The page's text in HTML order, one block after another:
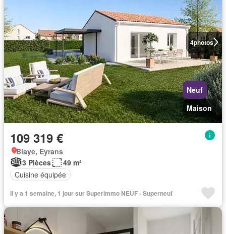
4photos
Neuf
Maison
109 319 €
Blaye, Eyrans
3 Pièces
49 m²
Cuisine équipée
Il y a 1 semaine, 1 jour sur Superimmo NEUF - Superneuf